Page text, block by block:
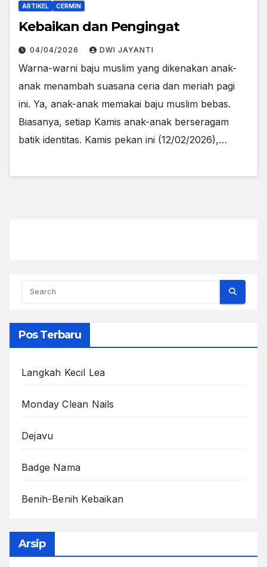
ARTIKEL CERMIN
Kebaikan dan Pengingat
04/04/2026 DWI JAYANTI
Warna-warni baju muslim yang dikenakan anak-
anak menambah suasana ceria dan meriah pagi
ini. Ya, anak-anak memakai baju muslim bebas.
Biasanya, setiap Kamis anak-anak berseragam
batik identitas. Kamis pekan ini (12/02/2026),…
Pos Terbaru
Langkah Kecil Lea
Monday Clean Nails
Dejavu
Badge Nama
Benih-Benih Kebaikan
Arsip